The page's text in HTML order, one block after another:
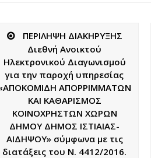
ΠΕΡΙΛΗΨΗ ΔΙΑΚΗΡΥΞΗΣ
Διεθνή Ανοικτού
Ηλεκτρονικού Διαγωνισμού
για την παροχή υπηρεσίας
ΑΠΟΡΡΙΜΜΑΤΩΝ
ΚΑΙ ΚΑΘΑΡΙΣΜΟΣ
ΚΟΙΝΟΧΡΗΣΤΩΝ ΧΩΡΩΝ
ΔΗΜΟΥ ΔΗΜΟΣ ΙΣΤΙΑΙΑΣ-
ΑΙΔΗΨΟΥ» σύμφωνα με τις
διατάξεις του Ν. 4412/2016.